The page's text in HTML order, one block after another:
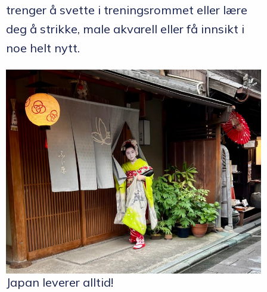
trenger å svette i treningsrommet eller lære
deg å strikke, male akvarell eller få innsikt i
noe helt nytt.
Japan leverer alltid!